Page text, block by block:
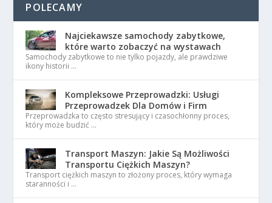
POLECAMY
Najciekawsze samochody zabytkowe,
które warto zobaczyć na wystawach
Samochody zabytkowe to nie tylko pojazdy, ale prawdziwe
ikony historii …
Kompleksowe Przeprowadzki: Usługi
Przeprowadzek Dla Domów i Firm
Przeprowadzka to często stresujący i czasochłonny proces,
który może budzić …
Transport Maszyn: Jakie Są Możliwości
Transportu Ciężkich Maszyn?
Transport ciężkich maszyn to złożony proces, który wymaga
staranności i …